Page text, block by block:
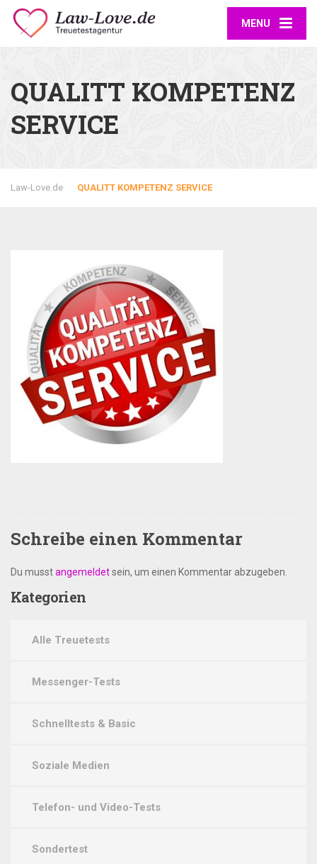
MENU
QUALITT KOMPETENZ
SERVICE
Law-Love.de QUALITT KOMPETENZ SERVICE
Schreibe einen Kommentar
Du musstangemeldetsein, um einen Kommentar abzugeben.
Kategorien
Alle Treuetests
Messenger-Tests
Schnelltests & Basic
Soziale Medien
Telefon- und Video-Tests
Sondertest